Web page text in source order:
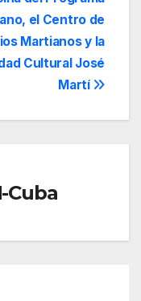
el Centro de
Martianos y la
Cultural José
Martí
Cuba